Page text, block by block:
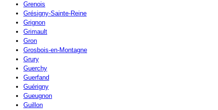
Grenois
Grésigny-Sainte-Reine
Grignon
Grimault
Gron
Grosbois-en-Montagne
Grury
Guerchy
Guerfand
Guérigny
Gueugnon
Guillon